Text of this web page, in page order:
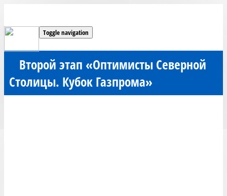
Toggle navigation
Второй этап «Оптимисты Северной
Столицы. Кубок Газпрома»